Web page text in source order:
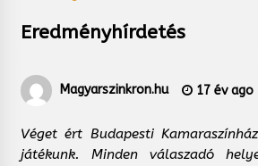
Eredményhírdetés
Magyarszinkron.hu 17 év ago
Véget ért Budapesti
játékunk. Minden válaszadó